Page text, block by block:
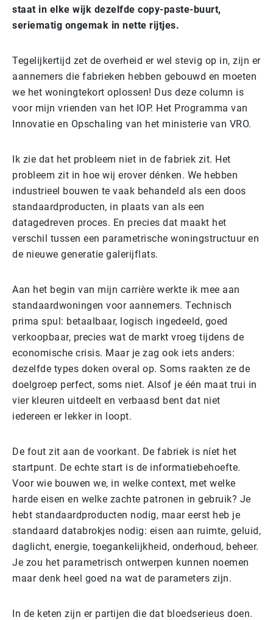
staat in elke wijk dezelfde copy-paste-buurt,
seriematig ongemak in nette rijtjes.
Tegelijkertijd zet de overheid er wel stevig op in, zijn er
aannemers die fabrieken hebben gebouwd en moeten
we het woningtekort oplossen! Dus deze column is
voor mijn vrienden van het IOP. Het Programma van
Innovatie en Opschaling van het ministerie van VRO.
Ik zie dat het probleem niet in de fabriek zit. Het
probleem zit in hoe wij erover dénken. We hebben
industrieel bouwen te vaak behandeld als een doos
standaardproducten, in plaats van als een
datagedreven proces. En precies dat maakt het
verschil tussen een parametrische woningstructuur en
de nieuwe generatie galerijflats.
Aan het begin van mijn carrière werkte ik mee aan
standaardwoningen voor aannemers. Technisch
prima spul: betaalbaar, logisch ingedeeld, goed
verkoopbaar, precies wat de markt vroeg tijdens de
economische crisis. Maar je zag ook iets anders:
dezelfde types doken overal op. Soms raakten ze de
doelgroep perfect, soms niet. Alsof je één maat trui in
vier kleuren uitdeelt en verbaasd bent dat niet
iedereen er lekker in loopt.
De fout zit aan de voorkant. De fabriek is níet het
startpunt. De echte start is de informatiebehoefte.
Voor wie bouwen we, in welke context, met welke
harde eisen en welke zachte patronen in gebruik? Je
hebt standaardproducten nodig, maar eerst heb je
standaard databrokjes nodig: eisen aan ruimte, geluid,
daglicht, energie, toegankelijkheid, onderhoud, beheer.
Je zou het parametrisch ontwerpen kunnen noemen
maar denk heel goed na wat de parameters zijn.
In de keten zijn er partijen die dat bloedserieus doen.